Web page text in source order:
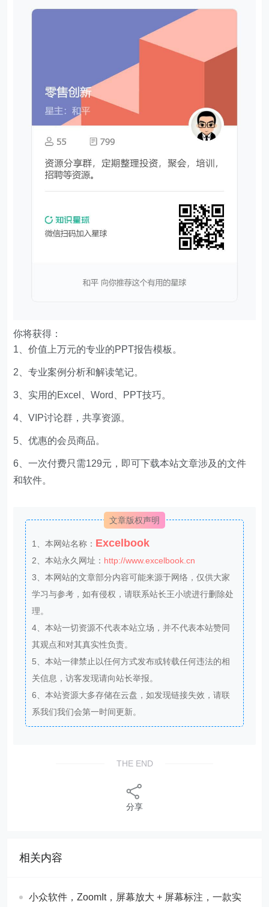
你将获得：
1、价值上万元的专业的PPT报告模板。
2、专业案例分析和解读笔记。
3、实用的Excel、Word、PPT技巧。
4、VIP讨论群，共享资源。
5、优惠的会员商品。
6、一次付费只需129元，即可下载本站文章涉及的文件
和软件。
文章版权声明
1、本网站名称： Excelbook
2、本站永久网址： http://www.excelbook.cn
3、本网站的文章部分内容可能来源于网络，仅供大家
学习与参考，如有侵权，请联系站长王小琥进行删除处
理。
4、本站一切资源不代表本站立场，并不代表本站赞同
其观点和对其真实性负责。
5、本站一律禁止以任何方式发布或转载任何违法的相
关信息，访客发现请向站长举报。
6、本站资源大多存储在云盘，如发现链接失效，请联
系我们我们会第一时间更新。
THE END
分享
相关内容
​​小众软件，ZoomIt，屏幕放大 + 屏幕标注，一款实